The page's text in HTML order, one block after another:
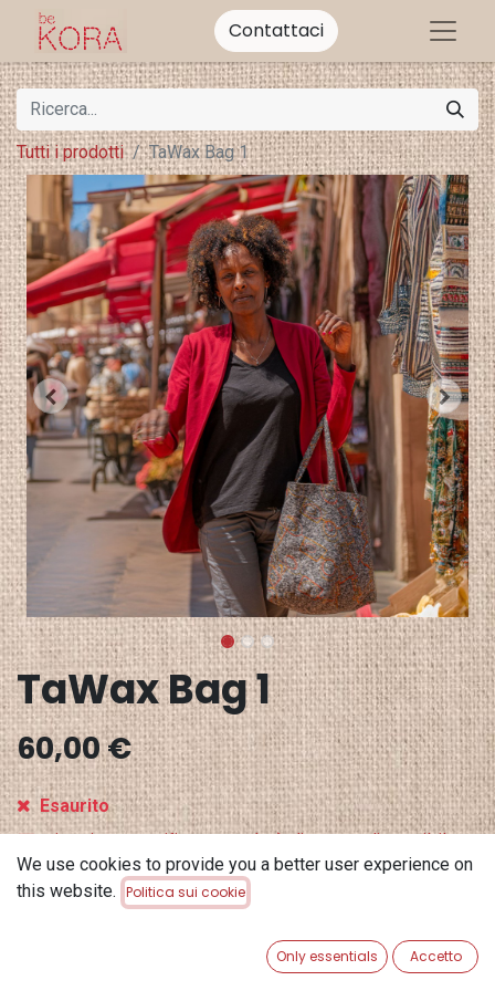
Contattaci
Tutti i prodotti TaWax Bag 1
TaWax Bag 1
60,00€
Esaurito
Ricevi una notifica quando è di nuovo disponibile
Salva per dopo
We use cookies to provide you a better user experience on
this website. Politica sui cookie
Only essentials Accetto